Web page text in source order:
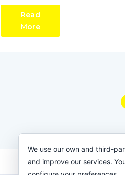
Read
More
We use our own and third-
and improve our services.